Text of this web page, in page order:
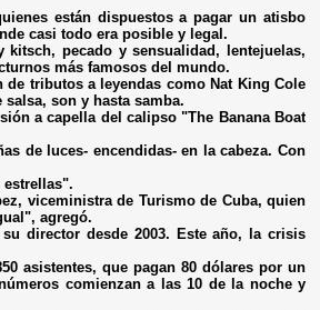
están dispuestos a pagar un atisbo
casi todo era posible y legal.
pecado y sensualidad, lentejuelas,
más famosos del mundo.
tributos a leyendas como Nat King Cole
son y hasta samba.
a capella del calipso "The Banana Boat
de luces- encendidas- en la cabeza. Con
estrellas".
viceministra de Turismo de Cuba, quien
agregó.
director desde 2003. Este año, la crisis
asistentes, que pagan 80 dólares por un
comienzan a las 10 de la noche y